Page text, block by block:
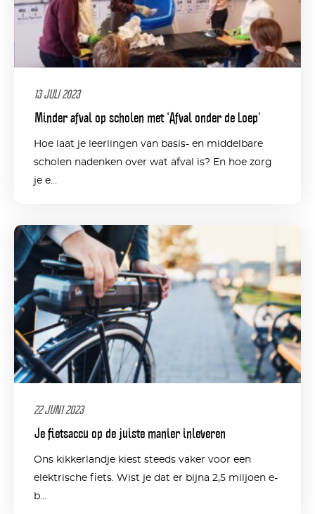
13 JULI 2023
Minder afval op scholen met ‘Afval onder de Loep’
Hoe laat je leerlingen van basis- en middelbare
scholen nadenken over wat afval is? En hoe zorg
je e...
22 JUNI 2023
Je fietsaccu op de juiste manier inleveren
Ons kikkerlandje kiest steeds vaker voor een
elektrische fiets. Wist je dat er bijna 2,5 miljoen e-
b...